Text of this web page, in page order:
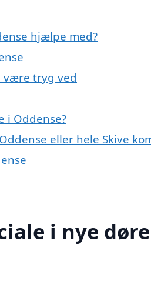
hjælpe med?
være tryg ved
i Oddense?
eller hele Skive
i nye